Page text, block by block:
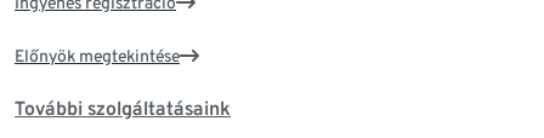
Előnyök megtekintése
További szolgáltatásaink